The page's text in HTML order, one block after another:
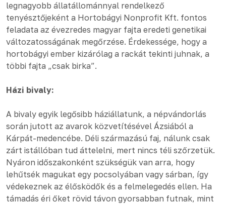
legnagyobb állatállománnyal rendelkező
tenyésztőjeként a Hortobágyi Nonprofit Kft. fontos
feladata az évezredes magyar fajta eredeti genetikai
változatosságának megőrzése. Érdekessége, hogy a
hortobágyi ember kizárólag a rackát tekinti juhnak, a
többi fajta „csak birka”.
Házi bivaly:
A bivaly egyik legősibb háziállatunk, a népvándorlás
során jutott az avarok közvetítésével Ázsiából a
Kárpát-medencébe. Déli származású faj, nálunk csak
zárt istállóban tud áttelelni, mert nincs téli szőrzetük.
Nyáron időszakonként szükségük van arra, hogy
lehűtsék magukat egy pocsolyában vagy sárban, így
védekeznek az élősködők és a felmelegedés ellen. Ha
támadás éri őket rövid távon gyorsabban futnak, mint